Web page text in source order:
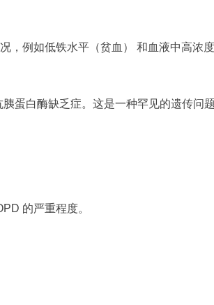
，例如低铁水平（贫血） 和血液中高浓
蛋白酶缺乏症。这是一种罕见的遗传问
的严重程度。